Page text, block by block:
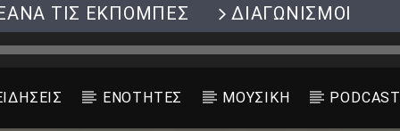
ΤΙΣ ΕΚΠΟΜΠΕΣ ΔΙΑΓΩΝΙΣΜΟΙ
ΕΝΟΤΗΤΕΣ ΜΟΥΣΙΚΗ